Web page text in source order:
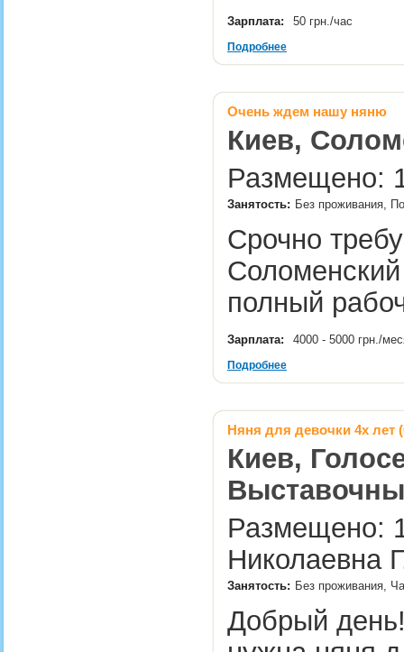
Зарплата: 50 грн./час
Подробнее
Очень ждем нашу няню
Киев,
Размещено:
Занятость: Без проживания,
Срочно
полный
Зарплата: 4000 - 5000 грн./
Подробнее
Няня для девочки 4х лет
Киев,
Размещено:
Николаевна
Занятость: Без проживания,
Добрый